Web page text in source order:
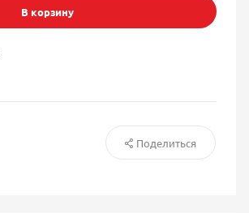
В корзину
Поделиться